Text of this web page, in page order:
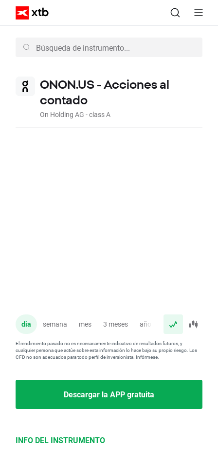
ONON.US - Acciones al
contado
On Holding AG - class A
dia semana mes 3 meses año
El rendimiento pasado no es necesariamente indicativo de resultados futuros, y
cualquier persona que actúe sobre esta información lo hace bajo su propio riesgo. Los
CFD no son adecuados para todo perfil de inversionista. Infórmese.
Descargar la APP gratuita
INFO DEL INSTRUMENTO